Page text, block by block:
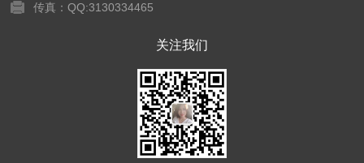
传真：QQ:3130334465
关注我们